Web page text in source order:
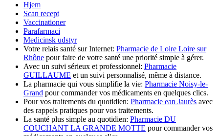
Hjem
Scan recept
Vaccinationer
Parafarmaci
Medicinsk udstyr
Votre relais santé sur Internet: Pharmacie de Loire Loire sur
Rhône pour faire de votre santé une priorité simple à gérer.
Avec un suivi sérieux et professionnel: Pharmacie
GUILLAUME et un suivi personnalisé, même à distance.
La pharmacie qui vous simplifie la vie: Pharmacie Noisy-le-
Grand pour commander vos médicaments en quelques clics.
Pour vos traitements du quotidien: Pharmacie ean Jaurès avec
des rappels pratiques pour vos traitements.
La santé plus simple au quotidien: Pharmacie DU
COUCHANT LA GRANDE MOTTE pour commander vos